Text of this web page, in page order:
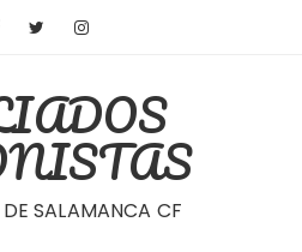
SALAMANCA CF